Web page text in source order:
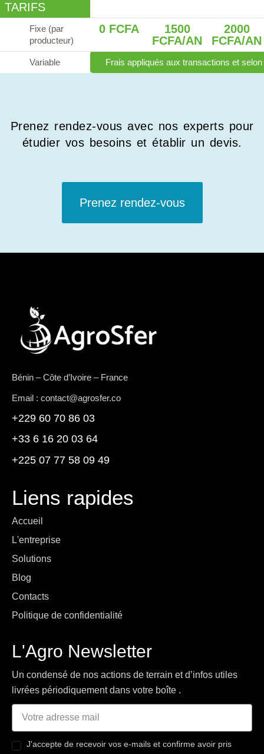
TARIFS
Fixe (par
producteur)
0 FCFA
1500
FCFA/AN
2000
FCFA/AN
Variable Frais appliqués aux transactions et
Prenez rendez-vous avec nos experts pour
étudier vos besoins et établir un devis.
Prenez rendez-vous
Bénin – Côte d’Ivoire – France
Email : contact@agrosfer.co
+229 60 70 86 03
+33 6 16 20 03 64
+225 07 77 58 09 49
Liens rapides
Accueil
L'entreprise
Solutions
Blog
Contacts
Politique de confidentialité
L'Agro Newsletter
Un condensé de nos actions de terrain et d’infos utiles
livrées périodiquement dans votre boîte .
J'accepte de recevoir vos e-mails et confirme avoir pris